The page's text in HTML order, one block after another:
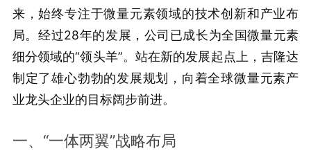
来，始终专注于微量元素领域的技术创新和产业布
局。经过28年的发展，公司已成长为全国微量元素
细分领域的“领头羊”。站在新的发展起点上，吉隆达
制定了雄心勃勃的发展规划，向着全球微量元素产
业龙头企业的目标阔步前进。
一、“一体两翼”战略布局